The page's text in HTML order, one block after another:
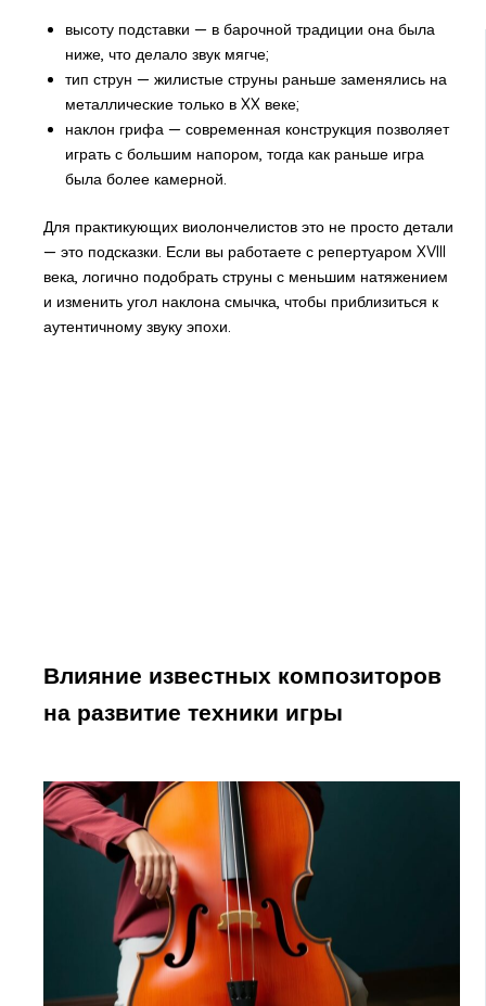
высоту подставки — в барочной традиции она была
ниже, что делало звук мягче;
тип струн — жилистые струны раньше заменялись на
металлические только в XX веке;
наклон грифа — современная конструкция позволяет
играть с большим напором, тогда как раньше игра
была более камерной.
Для практикующих виолончелистов это не просто детали
— это подсказки. Если вы работаете с репертуаром XVIII
века, логично подобрать струны с меньшим натяжением
и изменить угол наклона смычка, чтобы приблизиться к
аутентичному звуку эпохи.
Влияние известных композиторов
на развитие техники игры